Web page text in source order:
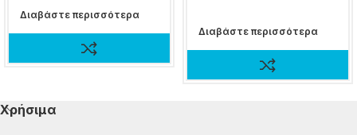
Διαβάστε περισσότερα
Διαβάστε περισσότερα
Χρήσιμα